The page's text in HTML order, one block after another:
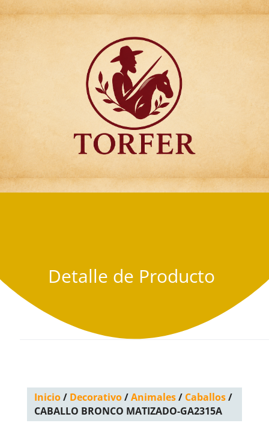
Articulos para
Regalo Torfer.
Detalle de Producto
Inicio/ Decorativo/Animales/ Caballos/
CABALLO BRONCO MATIZADO-GA2315A